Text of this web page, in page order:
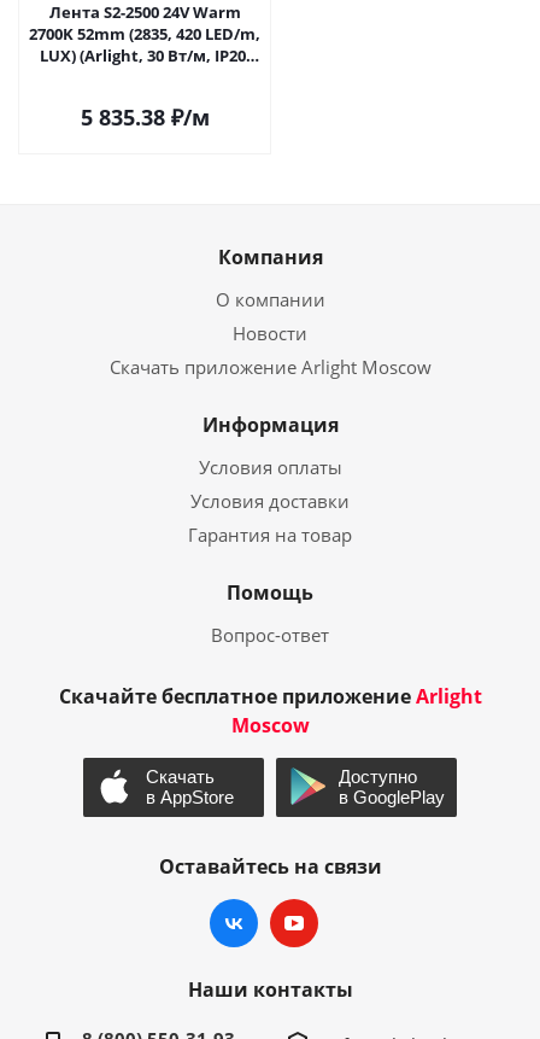
Лента S2-2500 24V Warm
2700K 52mm (2835, 420 LED/m,
LUX) (Arlight, 30 Вт/м, IP20)
5 835.38₽/м
Компания
О компании
Новости
Скачать приложение Arlight Moscow
Информация
Условия оплаты
Условия доставки
Гарантия на товар
Помощь
Вопрос-ответ
Скачайте бесплатное приложениеArlight
Moscow
Оставайтесь на связи
Наши контакты